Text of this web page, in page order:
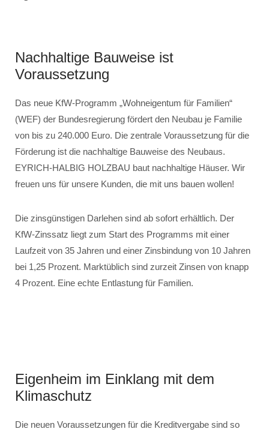
Nachhaltige Bauweise ist
Voraussetzung
Das neue KfW-Programm „Wohneigentum für Familien“
(WEF) der Bundesregierung fördert den Neubau je Familie
von bis zu 240.000 Euro. Die zentrale Voraussetzung für die
Förderung ist die nachhaltige Bauweise des Neubaus.
EYRICH-HALBIG HOLZBAU baut nachhaltige Häuser. Wir
freuen uns für unsere Kunden, die mit uns bauen wollen!
Die zinsgünstigen Darlehen sind ab sofort erhältlich. Der
KfW-Zinssatz liegt zum Start des Programms mit einer
Laufzeit von 35 Jahren und einer Zinsbindung von 10 Jahren
bei 1,25 Prozent. Marktüblich sind zurzeit Zinsen von knapp
4 Prozent. Eine echte Entlastung für Familien.
Eigenheim im Einklang mit dem
Klimaschutz
Die neuen Voraussetzungen für die Kreditvergabe sind so